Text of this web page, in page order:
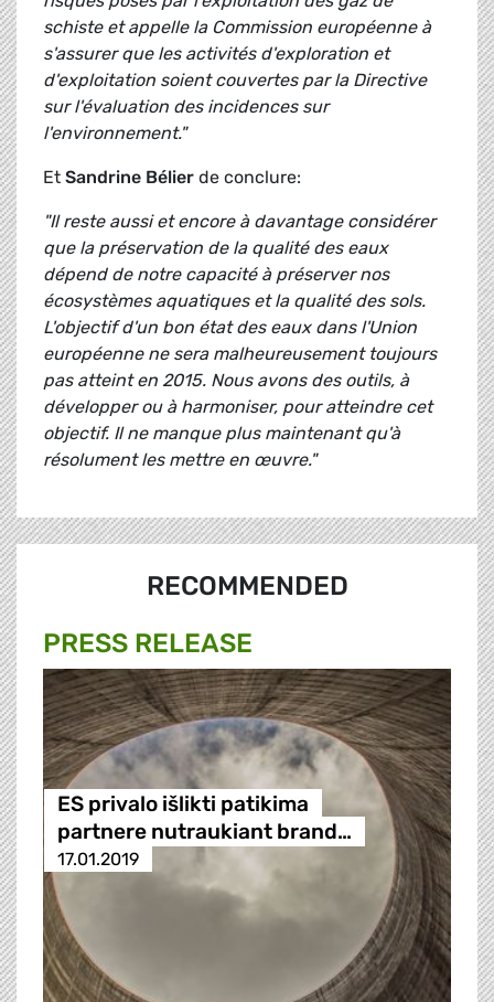
schiste et appelle la Commission européenne à
s'assurer que les activités d'exploration et
d'exploitation soient couvertes par la Directive
sur l'évaluation des incidences sur
l'environnement."
Et Sandrine Bélier de conclure:
"Il reste aussi et encore à davantage considérer
que la préservation de la qualité des eaux
dépend de notre capacité à préserver nos
écosystèmes aquatiques et la qualité des sols.
L'objectif d'un bon état des eaux dans l'Union
européenne ne sera malheureusement toujours
pas atteint en 2015. Nous avons des outils, à
développer ou à harmoniser, pour atteindre cet
objectif. Il ne manque plus maintenant qu'à
résolument les mettre en œuvre."
RECOMMENDED
PRESS RELEASE
ES privalo išlikti patikima
partnere nutraukiant brand…
17.01.2019